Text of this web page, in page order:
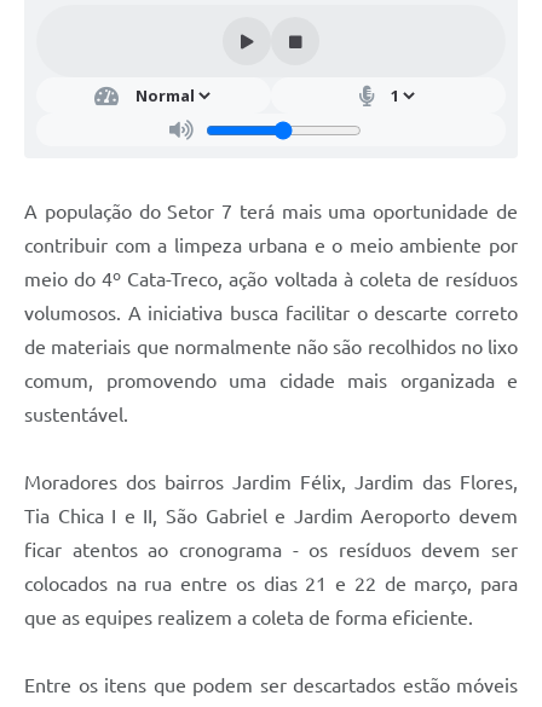
A população do Setor 7 terá mais uma oportunidade de
contribuir com a limpeza urbana e o meio ambiente por
meio do 4º Cata-Treco, ação voltada à coleta de resíduos
volumosos. A iniciativa busca facilitar o descarte correto
de materiais que normalmente não são recolhidos no lixo
comum, promovendo uma cidade mais organizada e
sustentável.
Moradores dos bairros Jardim Félix, Jardim das Flores,
Tia Chica I e II, São Gabriel e Jardim Aeroporto devem
ficar atentos ao cronograma - os resíduos devem ser
colocados na rua entre os dias 21 e 22 de março, para
que as equipes realizem a coleta de forma eficiente.
Entre os itens que podem ser descartados estão móveis